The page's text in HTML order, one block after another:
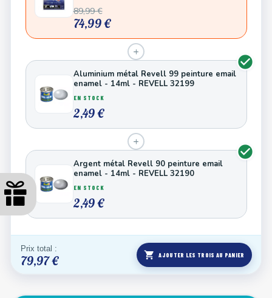
89,99 €
74,99 €
+
Aluminium métal Revell 99 peinture email
enamel - 14ml - REVELL 32199
EN STOCK
2,49 €
+
Argent métal Revell 90 peinture email
enamel - 14ml - REVELL 32190
EN STOCK
2,49 €
Prix total :
79,97 € shopping_cart AJOUTER LES TROIS AU PANIER